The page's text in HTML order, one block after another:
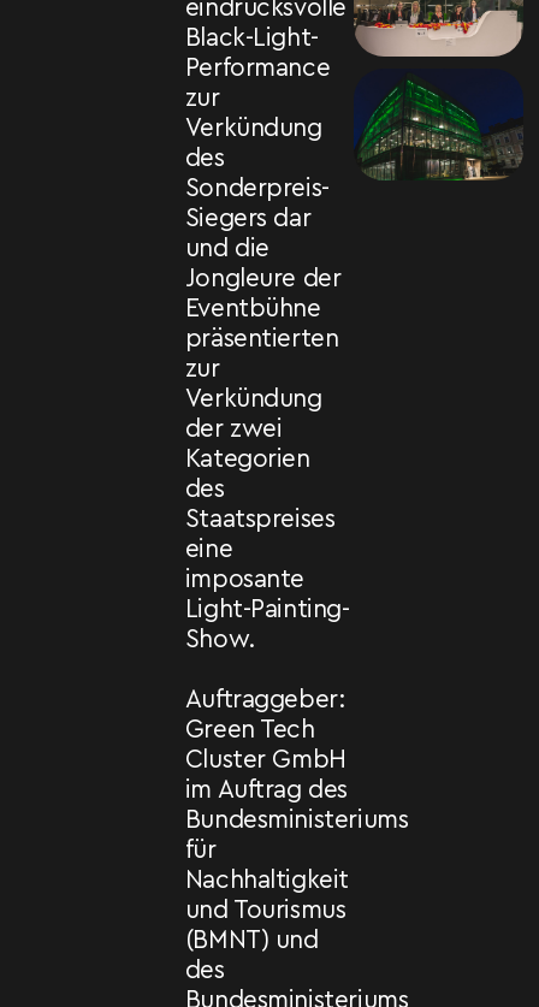
eindrucksvolle
Black-Light-
Performance
zur
Verkündung
des
Sonderpreis-
Siegers dar
und die
Jongleure der
Eventbühne
präsentierten
zur
Verkündung
der zwei
Kategorien
des
Staatspreises
eine
imposante
Light-Painting-
Show.
Auftraggeber:
Green Tech
Cluster GmbH
im Auftrag des
Bundesministeriums
für
Nachhaltigkeit
und Tourismus
(BMNT) und
des
Bundesministeriums